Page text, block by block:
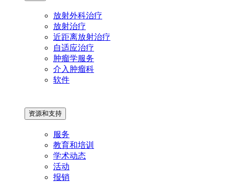
放射外科治疗
放射治疗
近距离放射治疗
自适应治疗
肿瘤学服务
介入肿瘤科
软件
资源和支持
服务
教育和培训
学术动态
活动
报销